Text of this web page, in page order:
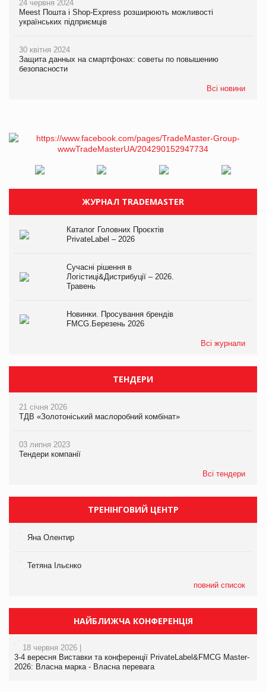
24 червня 2024
Meest Пошта і Shop-Express розширюють можливості
українських підприємців
30 квітня 2024
Защита данных на смартфонах: советы по повышению
безопасности
Всі новини
ЖУРНАЛ TRADEMASTER
Каталог Головних Проєктів
PrivateLabel – 2026
Сучасні рішення в
Логістиці&Дистрибуції – 2026.
Травень
Новинки. Просування брендів
FMCG.Березень 2026
Всі журнали
ТЕНДЕРИ
21 січня 2026
ТДВ «Золотоніський маслоробний комбінат»
03 липня 2023
Тендери компанії
Всі тендери
ТРЕНІНГОВИЙ ЦЕНТР
Яна Олентир
Тетяна Ільєнко
повний список
НАЙБЛИЖЧА КОНФЕРЕНЦІЯ
18 червня 2026 |
3-4 вересня Виставки та конференції PrivateLabel&FMCG Master-
2026: Власна марка - Власна перевага